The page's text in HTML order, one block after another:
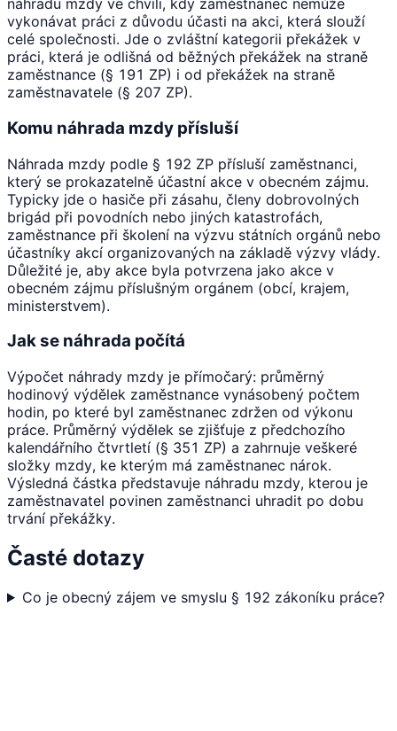
náhradu mzdy ve chvíli, kdy zaměstnanec nemůže
vykonávat práci z důvodu účasti na akci, která slouží
celé společnosti. Jde o zvláštní kategorii překážek v
práci, která je odlišná od běžných překážek na straně
zaměstnance (§ 191 ZP) i od překážek na straně
zaměstnavatele (§ 207 ZP).
Komu náhrada mzdy přísluší
Náhrada mzdy podle § 192 ZP přísluší zaměstnanci,
který se prokazatelně účastní akce v obecném zájmu.
Typicky jde o hasiče při zásahu, členy dobrovolných
brigád při povodních nebo jiných katastrofách,
zaměstnance při školení na výzvu státních orgánů nebo
účastníky akcí organizovaných na základě výzvy vlády.
Důležité je, aby akce byla potvrzena jako akce v
obecném zájmu příslušným orgánem (obcí, krajem,
ministerstvem).
Jak se náhrada počítá
Výpočet náhrady mzdy je přímočarý: průměrný
hodinový výdělek zaměstnance vynásobený počtem
hodin, po které byl zaměstnanec zdržen od výkonu
práce. Průměrný výdělek se zjišťuje z předchozího
kalendářního čtvrtletí (§ 351 ZP) a zahrnuje veškeré
složky mzdy, ke kterým má zaměstnanec nárok.
Výsledná částka představuje náhradu mzdy, kterou je
zaměstnavatel povinen zaměstnanci uhradit po dobu
trvání překážky.
Časté dotazy
Co je obecný zájem ve smyslu § 192 zákoníku práce?